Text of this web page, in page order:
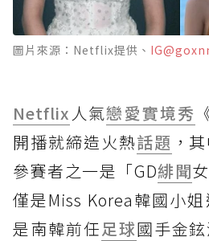
圖片來源：Netflix提供、
Netflix 人氣戀愛實境秀
開播就締造火熱話題 ，
參賽者之一是「GD緋聞
僅是Miss Korea韓國小
是南韓前任足球國手金